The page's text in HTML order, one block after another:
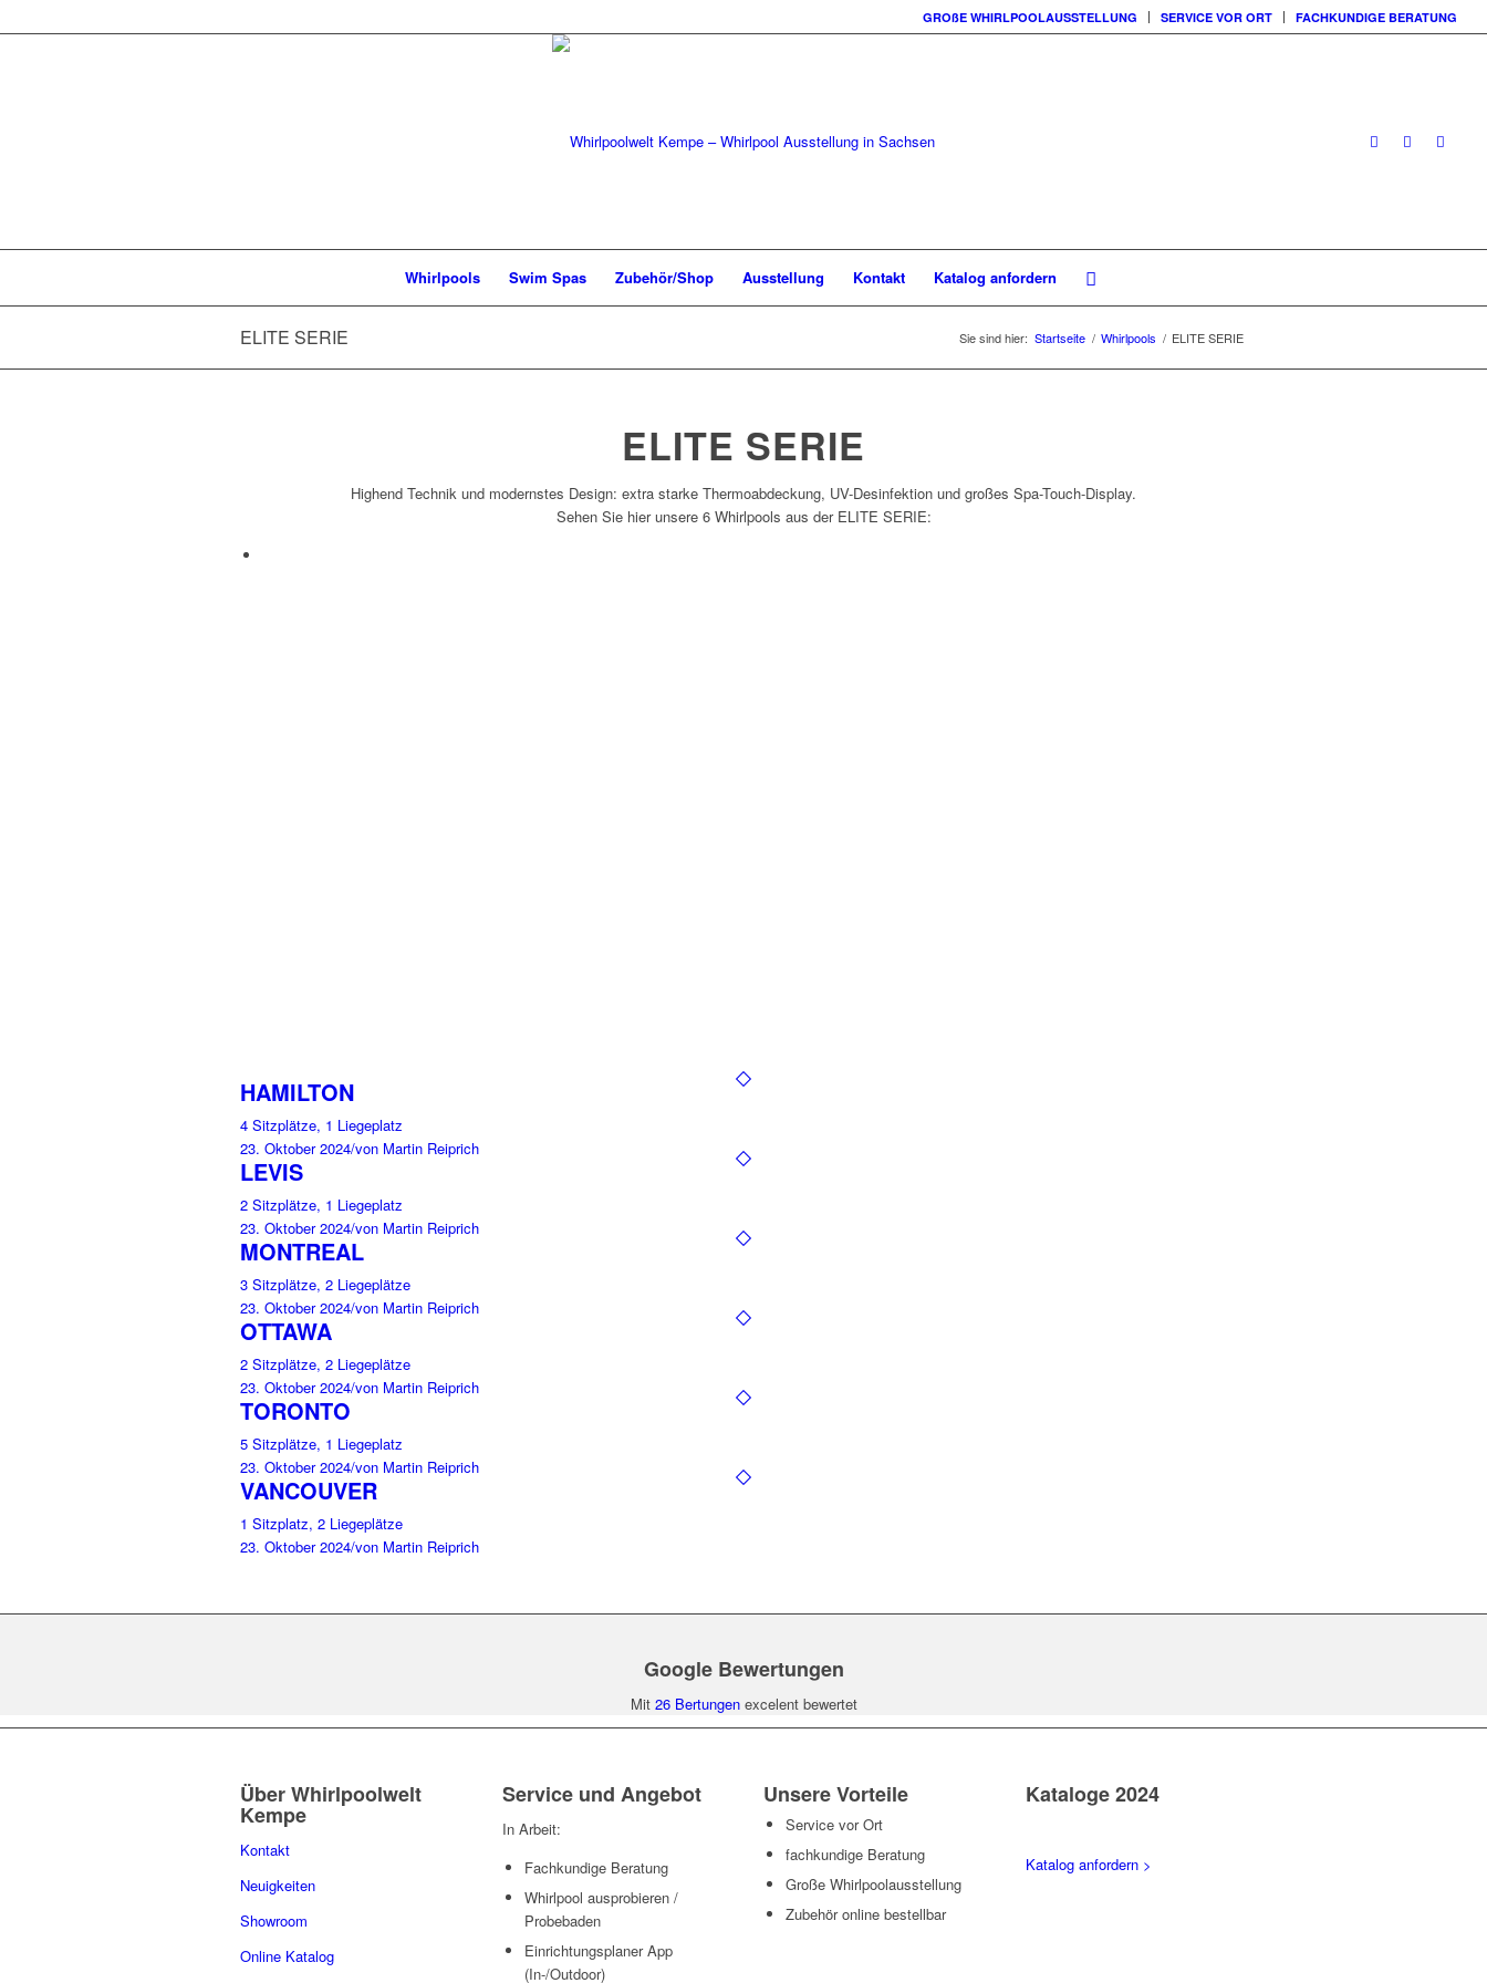
GROßE WHIRLPOOLAUSSTELLUNG SERVICE VOR ORT FACHKUNDIGE BERATUNG
Whirlpools Swim Spas Zubehör/Shop Ausstellung Kontakt Katalog anfordern
ELITE SERIE Sie sind hier: Startseite / Whirlpools / ELITE SERIE
ELITE SERIE
Highend Technik und modernstes Design: extra starke Thermoabdeckung, UV-Desinfektion und großes Spa-Touch-Display.
Sehen Sie hier unsere 6 Whirlpools aus der ELITE SERIE:
HAMILTON
4 Sitzplätze, 1 Liegeplatz
23. Oktober 2024/von Martin Reiprich
LEVIS
2 Sitzplätze, 1 Liegeplatz
23. Oktober 2024/von Martin Reiprich
MONTREAL
3 Sitzplätze, 2 Liegeplätze
23. Oktober 2024/von Martin Reiprich
OTTAWA
2 Sitzplätze, 2 Liegeplätze
23. Oktober 2024/von Martin Reiprich
TORONTO
5 Sitzplätze, 1 Liegeplatz
23. Oktober 2024/von Martin Reiprich
VANCOUVER
1 Sitzplatz, 2 Liegeplätze
23. Oktober 2024/von Martin Reiprich
Google Bewertungen
Mit 26 Bertungenexcelent bewertet
Über Whirlpoolwelt
Kempe
Kontakt
Neuigkeiten
Showroom
Online Katalog
Service und Angebot
In Arbeit:
Fachkundige Beratung
Whirlpool ausprobieren /
Probebaden
Einrichtungsplaner App
(In-/Outdoor)
Unsere Vorteile
Service vor Ort
fachkundige Beratung
Große Whirlpoolausstellung
Zubehör online bestellbar
Kataloge 2024
Katalog anfordern >